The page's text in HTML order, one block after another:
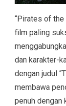
“Pirates of the
film paling
dan karakter-
dengan judul
membawa
penuh dengan